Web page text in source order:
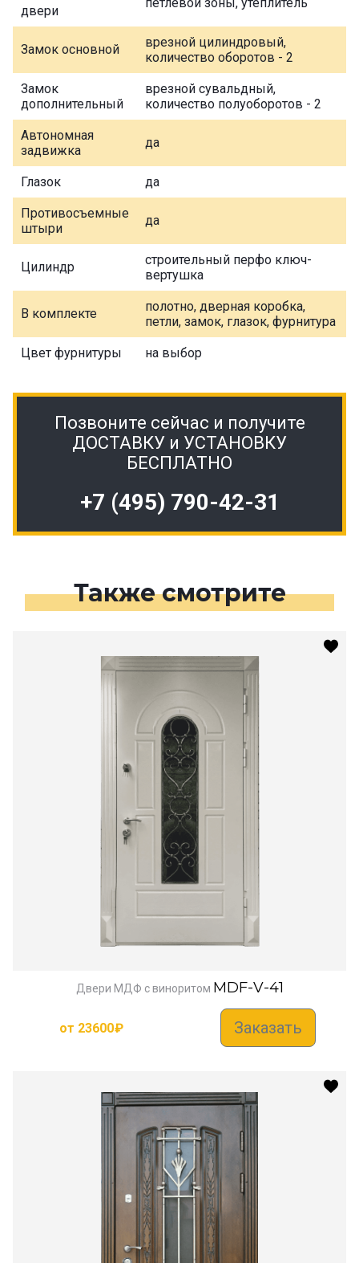
двери
петлевой зоны, утеплитель
Замок основной
врезной цилиндровый,
количество оборотов - 2
Замок
дополнительный
врезной сувальдный,
количество полуоборотов - 2
Автономная
задвижка
да
Глазок да
Противосъемные
штыри
да
Цилиндр
строительный перфо ключ-
вертушка
В комплекте
полотно, дверная коробка,
петли, замок, глазок, фурнитура
Цвет фурнитуры на выбор
Позвоните сейчас и получите
ДОСТАВКУ и УСТАНОВКУ
БЕСПЛАТНО
+7 (495) 790-42-31
Также смотрите
Двери МДФ с виноритом MDF-V-41
от 23600₽ Заказать